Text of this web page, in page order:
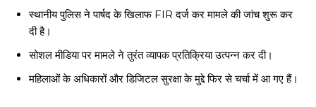
स्थानीय पुलिस ने पार्षद के खिलाफ FIR दर्ज कर मामले की जांच शुरू कर
दी है।
सोशल मीडिया पर मामले ने तुरंत व्यापक प्रतिक्रिया उत्पन्न कर दी।
महिलाओं के अधिकारों और डिजिटल सुरक्षा के मुद्दे फिर से चर्चा में आ गए हैं।